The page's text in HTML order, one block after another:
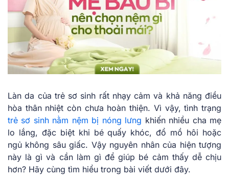
Làn da của trẻ sơ sinh rất nhạy cảm và khả năng điều
hòa thân nhiệt còn chưa hoàn thiện. Vì vậy, tình trạng
trẻ sơ sinh nằm nệm bị nóng lưng khiến nhiều cha mẹ
lo lắng, đặc biệt khi bé quấy khóc, đổ mồ hôi hoặc
ngủ không sâu giấc. Vậy nguyên nhân của hiện tượng
này là gì và cần làm gì để giúp bé cảm thấy dễ chịu
hơn? Hãy cùng tìm hiểu trong bài viết dưới đây.